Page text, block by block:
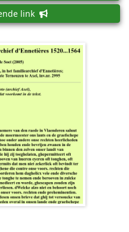
link